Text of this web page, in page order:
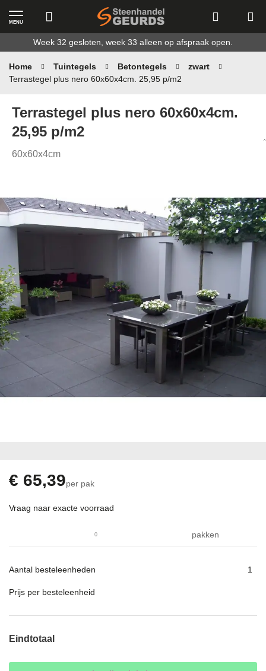
naar
de
inhoud
Week 32 gesloten, week 33 alleen op afspraak open.
MENU
Home Tuintegels Betontegels
zwart
Terrastegel plus nero 60x60x4cm. 25,95 p/m2
Terrastegel plus nero 60x60x4cm.
25,95 p/m2
60x60x4cm
einde
afbeeldingen-
gallerij
begin
van
afbeeldingen-
€ 65,39per pak
Vraag naar exacte voorraad
pakken
Aantal besteleenheden
Prijs per besteleenheid
Eindtotaal